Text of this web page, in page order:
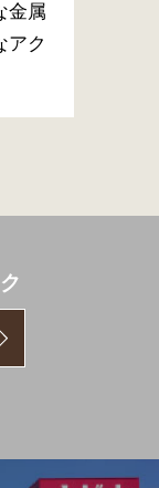
金属
アク